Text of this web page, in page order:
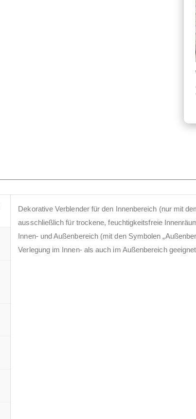
Dekorative Verblender für den Innenbereich (nur mit
ausschließlich für trockene, feuchtigkeitsfreie
Innen- und Außenbereich (mit den Symbolen
Verlegung im Innen- als auch im Außenbereich